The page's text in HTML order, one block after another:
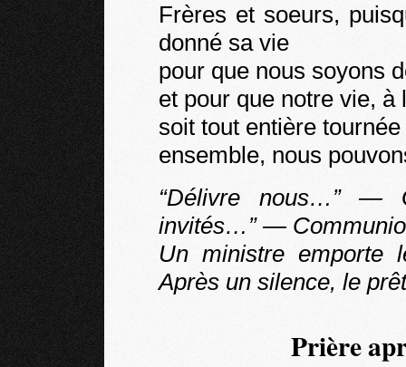
Frères et soeurs,
donné sa vie
pour que nous soyons
et pour que notre vie, à
soit tout entière
ensemble, nous
“Délivre nous…” —
invités…” —
Un ministre
Après un silence, le
Prière